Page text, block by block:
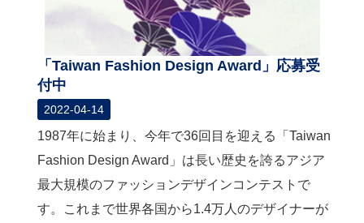
「Taiwan Fashion Design Award」応募受
付中
2022-04-14
1987年に始まり、今年で36回目を迎える「Taiwan
Fashion Design Award」は長い歴史を誇るアジア
最大規模のファッションデザインコンテストで
す。これまで世界各国から1.4万人のデザイナーが